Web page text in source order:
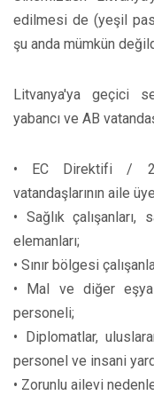
edilmesi de (yeşil
şu anda mümkün
Litvanya'ya geçici
yabancı ve AB
• EC Direktifi /
vatandaşlarının aile
• Sağlık çalışanları,
elemanları;
• Sınır bölgesi
• Mal ve diğer
personeli;
• Diplomatlar,
personel ve insani
• Zorunlu ailevi